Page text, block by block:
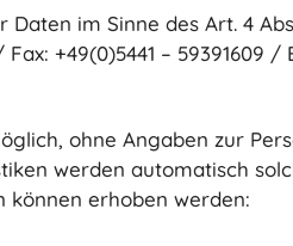
im Sinne des Art. 4
+49(0)5441 –
ohne Angaben zur
werden automatisch
können erhoben werden: